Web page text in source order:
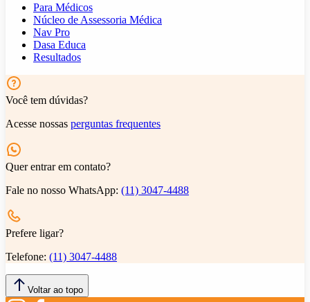
Para Médicos
Núcleo de Assessoria Médica
Nav Pro
Dasa Educa
Resultados
Você tem dúvidas?
Acesse nossas perguntas frequentes
Quer entrar em contato?
Fale no nosso WhatsApp: (11) 3047-4488
Prefere ligar?
Telefone: (11) 3047-4488
Voltar ao topo